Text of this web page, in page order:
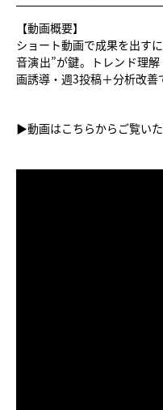
【動画概要】
ショート動画で成果を出す
音演出”が鍵。トレンド理
画誘導・週3投稿＋分析改善
▶︎動画はこちらからご覧い